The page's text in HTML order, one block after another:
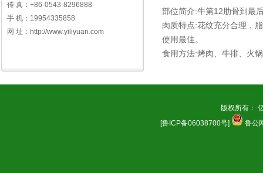
传 真：+86-0543-8296888
手 机：19954335858
网 址：http://www.yiliyuan.com
部位简介:牛第12肋骨到最
肉质特点:花纹充分合理，
使用最佳。
食用方法:烤肉、牛排、火
版权所有：
[鲁ICP备06038700号]
鲁公